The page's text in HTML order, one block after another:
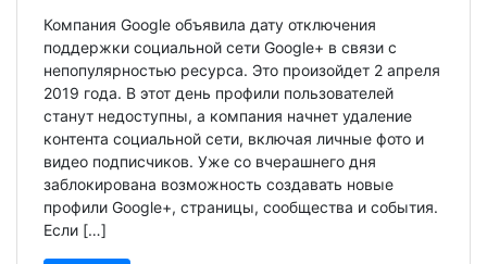
Компания Google объявила дату отключения
поддержки социальной сети Google+ в связи с
непопулярностью ресурса. Это произойдет 2 апреля
2019 года. В этот день профили пользователей
станут недоступны, а компания начнет удаление
контента социальной сети, включая личные фото и
видео подписчиков. Уже со вчерашнего дня
заблокирована возможность создавать новые
профили Google+, страницы, сообщества и события.
Если […]